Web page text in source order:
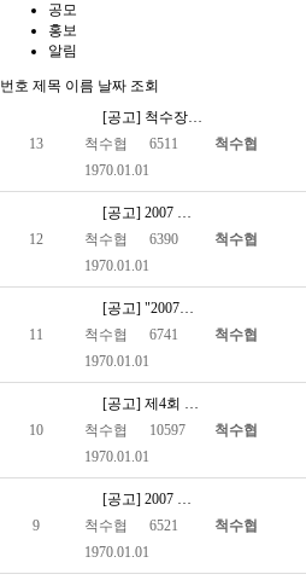
공모
홍보
알림
번호 제목 이름 날짜 조회
13
[공고] 척수장애 유형분리 필요성 관련 연구보고서 업로드
척수협
6511
1970.01.01
척수협
12
[공고] 2007 전국장애인단체 활동가대회 안내
척수협
6390
1970.01.01
척수협
11
[공고] "2007년 중증장애인하계심신수련대회" 주최 - 대구협…
척수협
6741
1970.01.01
척수협
10
[공고] 제4회 창원시장애인종합복지관장배 전국장애인생활체육대회 …
척수협
10597
1970.01.01
척수협
9
[공고] 2007 저소득가정 생계ㆍ 의료비 지원사업 안내
척수협
6521
1970.01.01
척수협